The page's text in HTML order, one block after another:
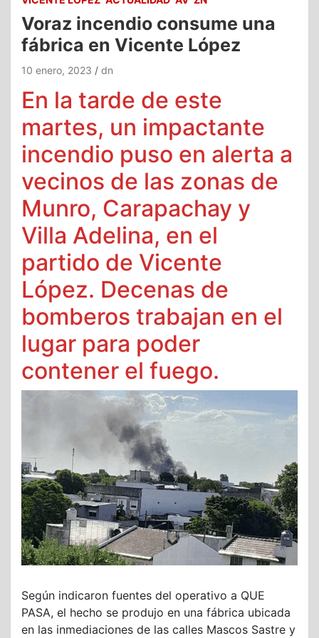
Voraz incendio consume una
fábrica en Vicente López
10 enero, 2023 dn
En la tarde de este
martes, un impactante
incendio puso en alerta a
vecinos de las zonas de
Munro, Carapachay y
Villa Adelina, en el
partido de Vicente
López. Decenas de
bomberos trabajan en el
lugar para poder
contener el fuego.
Según indicaron fuentes del operativo a QUE
PASA, el hecho se produjo en una fábrica ubicada
en las inmediaciones de las calles Mascos Sastre y